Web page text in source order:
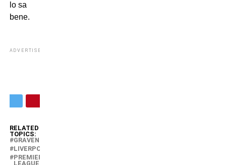
lo sa
bene.
ADVERTISEMENT
RELATED
TOPICS:
GRAVENBERCH
LIVERPOOL
PREMIER
LEAGUE